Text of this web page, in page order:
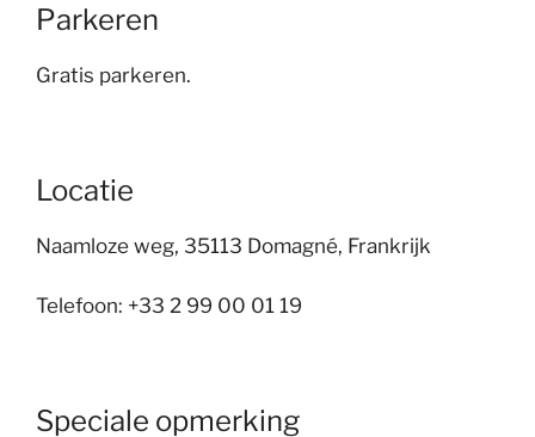
Parkeren
Gratis parkeren.
Locatie
Naamloze weg, 35113 Domagné, Frankrijk
Telefoon: +33 2 99 00 01 19
Speciale opmerking